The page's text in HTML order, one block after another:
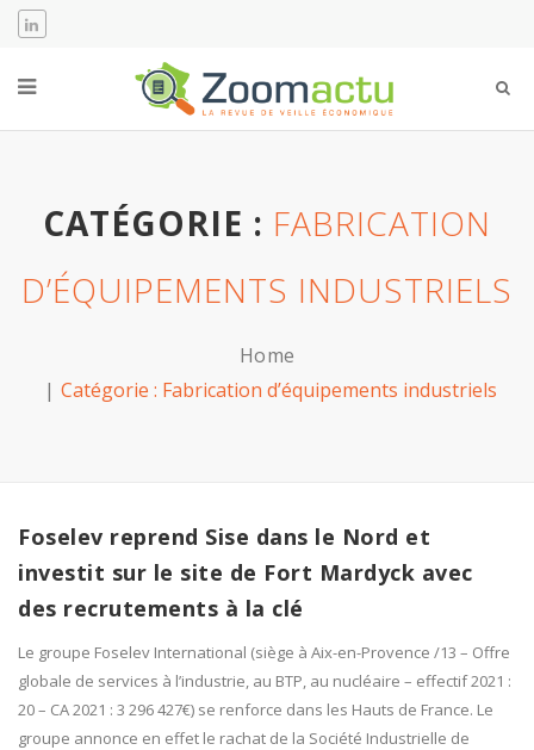
CATÉGORIE : FABRICATION
D’ÉQUIPEMENTS INDUSTRIELS
Home
Catégorie : Fabrication d’équipements industriels
Foselev reprend Sise dans le Nord et
investit sur le site de Fort Mardyck avec
des recrutements à la clé
Le groupe Foselev International (siège à Aix-en-Provence /13 – Offre
globale de services à l’industrie, au BTP, au nucléaire – effectif 2021 :
20 – CA 2021 : 3 296 427€) se renforce dans les Hauts de France. Le
groupe annonce en effet le rachat de la Société Industrielle de